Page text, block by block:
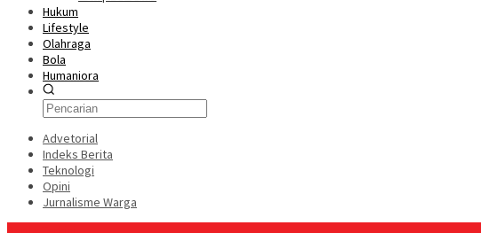
Hukum
Lifestyle
Olahraga
Bola
Humaniora
Advetorial
Indeks Berita
Teknologi
Opini
Jurnalisme Warga